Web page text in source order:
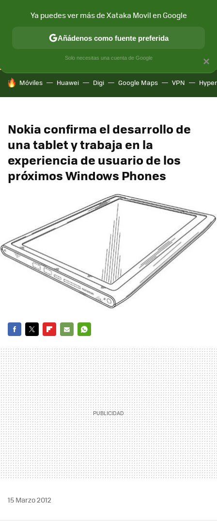
CONECTIVIDAD MÓVIL Y SOCIEDAD APLICACIONES
HOY SE HABLA DE
Móviles Huawei Digi Google Maps VPN
Nokia confirma el desarrollo de
una tablet y trabaja en la
experiencia de usuario de los
próximos Windows Phones
MAIL
15 Marzo 2012
×
Ya puedes ver más de Xataka Movil en Google
Añádenos como fuente preferida
Solo necesitas una cuenta de Google